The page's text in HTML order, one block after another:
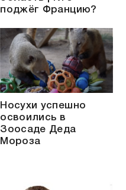
поджёг Францию?
Носухи успешно
освоились в
Зоосаде Деда
Мороза